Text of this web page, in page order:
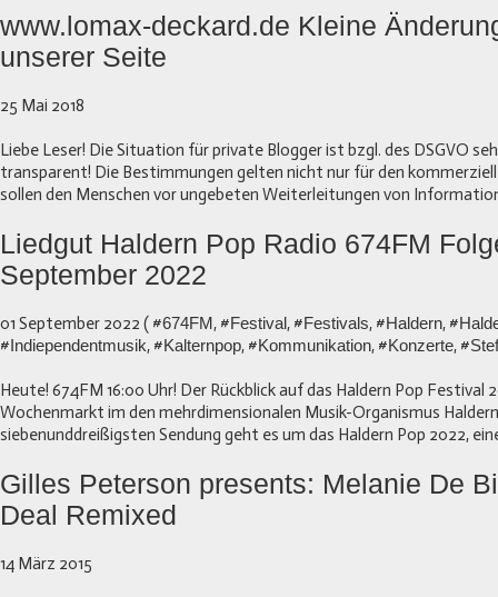
www.lomax-deckard.de Kleine
unserer Seite
25 Mai 2018
Liebe Leser! Die Situation für private Blogger ist bzgl. des DSGVO
transparent! Die Bestimmungen gelten nicht nur für den
sollen den Menschen vor ungebeten Weiterleitungen von
Liedgut Haldern Pop Radio 674FM
September 2022
01 September 2022 ( #674FM, #Festival, #Festivals, #Haldern, #
#Indiependentmusik, #Kalternpop, #Kommunikation, #Konzerte, #
Heute! 674FM 16:00 Uhr! Der Rückblick auf das Haldern Pop Festival
Wochenmarkt im den mehrdimensionalen Musik-Organismus
siebenunddreißigsten Sendung geht es um das Haldern Pop 2022,
Gilles Peterson presents: Melanie De
Deal Remixed
14 März 2015